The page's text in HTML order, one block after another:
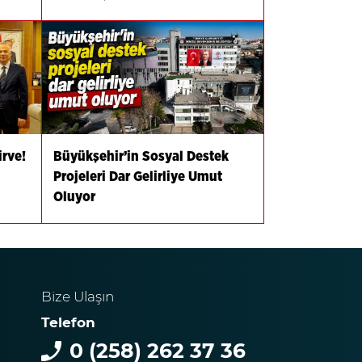
Büyükşehir’in Sosyal Destek
Projeleri Dar Gelirliye Umut
Oluyor
Bize Ulaşın
Telefon
0 (258) 262 37 36